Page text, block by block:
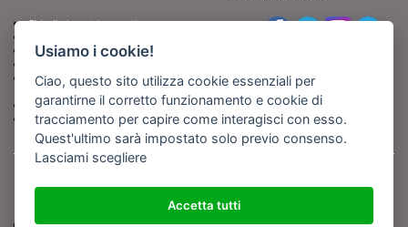
Chiedi ai nostri esperti
Fai pubblicità con noi
Iscriviti al nostro corso di
giornalismo
Compra i nostri libri
Entra in Barinedita Map
Copyright BARIREPORT s.a.s. All rights reserved - Tutte le fotografie recanti il
logo di Barinedita sono state commissionate da BARIREPORT s.a.s. che ne
detiene i Diritti d'Autore e sono state prodotte nell'anno 2012 e seguenti
Usiamo i cookie!
Ciao, questo sito utilizza cookie essenziali per
garantirne il corretto funzionamento e cookie di
tracciamento per capire come interagisci con esso.
Quest'ultimo sarà impostato solo previo consenso.
Lasciami scegliere
Accetta tutti